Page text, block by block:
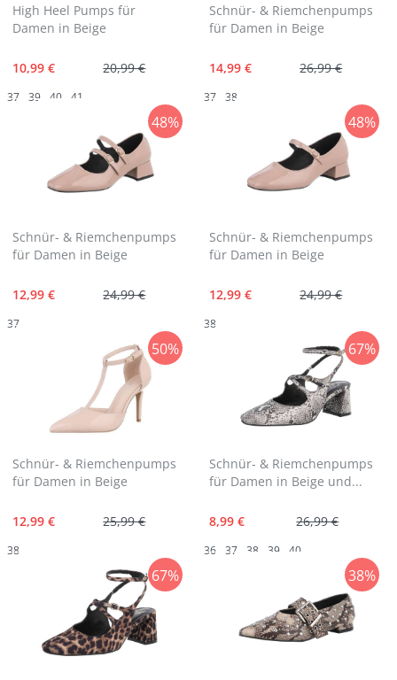
High Heel Pumps für
Damen in Beige
20,99 €
10,99 €
37 39 40 41
Schnür- & Riemchenpumps
für Damen in Beige
26,99 €
14,99 €
37 38
48%
Schnür- & Riemchenpumps
für Damen in Beige
24,99 €
12,99 €
37
48%
Schnür- & Riemchenpumps
für Damen in Beige
24,99 €
12,99 €
38
50%
Schnür- & Riemchenpumps
für Damen in Beige
25,99 €
12,99 €
38
67%
Schnür- & Riemchenpumps
für Damen in Beige und...
26,99 €
8,99 €
36 37 38 39 40
67% 38%